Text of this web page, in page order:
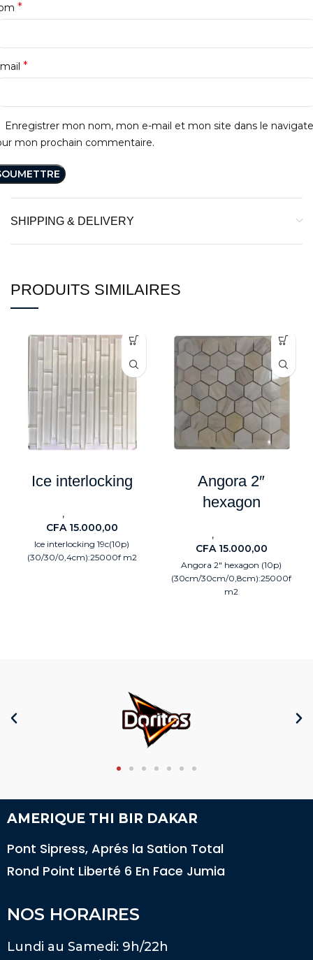
*
*
Enregistrer mon nom, mon e-mail et mon site dans le
mon prochain commentaire.
SHIPPING & DELIVERY
PRODUITS SIMILAIRES
Ice interlocking
,
CFA15.000,00
Ice interlocking 19c(10p)
(30/30/0,4cm):25000f m2
Angora 2″
hexagon
,
CFA15.000,00
Angora 2" hexagon (10p)
(30cm/30cm/0,8cm):25000f
m2
AMERIQUE THI BIR DAKAR
Pont Sipress, Aprés la Sation Total
Rond Point Liberté 6 En Face Jumia
NOS HORAIRES
Lundi au Samedi: 9h/22h